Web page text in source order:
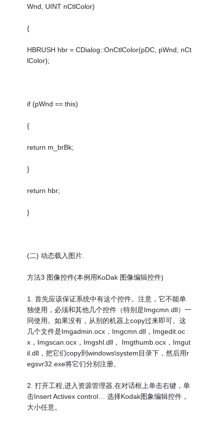
Wnd, UINT nCtlColor)
{
HBRUSH hbr = CDialog::OnCtlColor(pDC, pWnd, nCt
lColor);
if (pWnd == this)
{
return m_brBk;
}
return hbr;
}
(二) 动态载入图片.
方法3 图像控件(本例用KoDak 图像编辑控件)
1. 首先应该保证系统中有这个控件。注意，它不能单
独使用，必须和其他几个控件（特别是Imgcmn.dll）一
同使用。如果没有，从别的机器上copy过来即可。这
几个文件是Imgadmin.ocx，Imgcmn.dll，Imgedit.oc
x，Imgscan.ocx，Imgshl.dll， Imgthumb.ocx，Imgut
il.dll，把它们copy到windows\system目录下，然后用r
egsvr32.exe将它们分别注册。
2. 打开工程,进入资源管理器,在对话框上单击右键，单
击Insert Activex control… 选择Kodak图象编辑控件，
大小任意。